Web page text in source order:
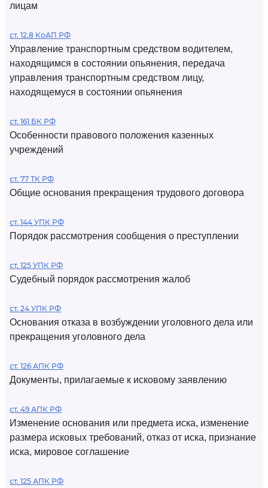
лицам
ст. 12.8 КоАП РФ
Управление транспортным средством водителем,
находящимся в состоянии опьянения, передача
управления транспортным средством лицу,
находящемуся в состоянии опьянения
ст. 161 БК РФ
Особенности правового положения казенных
учреждений
ст. 77 ТК РФ
Общие основания прекращения трудового договора
ст. 144 УПК РФ
Порядок рассмотрения сообщения о преступлении
ст. 125 УПК РФ
Судебный порядок рассмотрения жалоб
ст. 24 УПК РФ
Основания отказа в возбуждении уголовного дела или
прекращения уголовного дела
ст. 126 АПК РФ
Документы, прилагаемые к исковому заявлению
ст. 49 АПК РФ
Изменение основания или предмета иска, изменение
размера исковых требований, отказ от иска, признание
иска, мировое соглашение
ст. 125 АПК РФ